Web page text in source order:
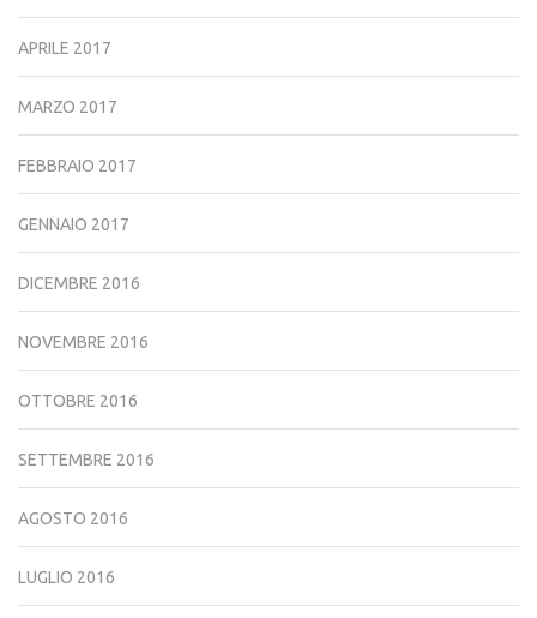
APRILE 2017
MARZO 2017
FEBBRAIO 2017
GENNAIO 2017
DICEMBRE 2016
NOVEMBRE 2016
OTTOBRE 2016
SETTEMBRE 2016
AGOSTO 2016
LUGLIO 2016